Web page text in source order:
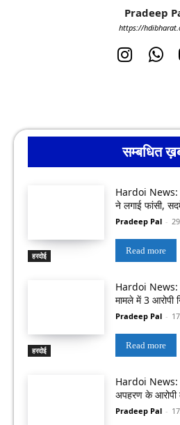
Pradeep
https://
सम्बधित
हरदोई
Hardoi News:
ने लगाई फांसी,
Pradeep Pal -
Read more
हरदोई
Hardoi News:
मामले में 3 आरोपी
Pradeep Pal -
Read more
Hardoi News:
अपहरण के आरोपी
Pradeep Pal -